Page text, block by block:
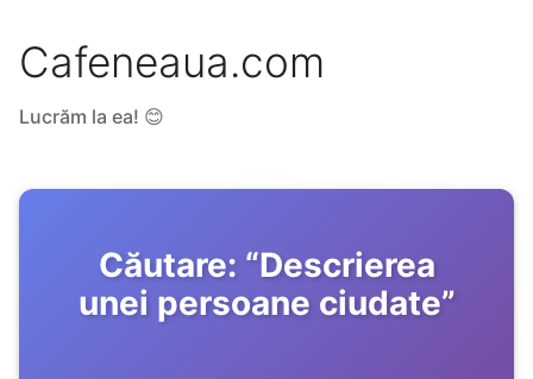
Cafeneaua.com
Lucrăm la ea! 😊
Căutare: “Descrierea
unei persoane ciudate”